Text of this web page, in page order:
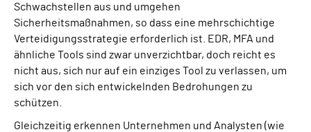
Schwachstellen aus und umgehen
Sicherheitsmaßnahmen, so dass eine mehrschichtige
Verteidigungsstrategie erforderlich ist. EDR, MFA und
ähnliche Tools sind zwar unverzichtbar, doch reicht es
nicht aus, sich nur auf ein einziges Tool zu verlassen, um
sich vor den sich entwickelnden Bedrohungen zu
schützen.
Gleichzeitig erkennen Unternehmen und Analysten (wie